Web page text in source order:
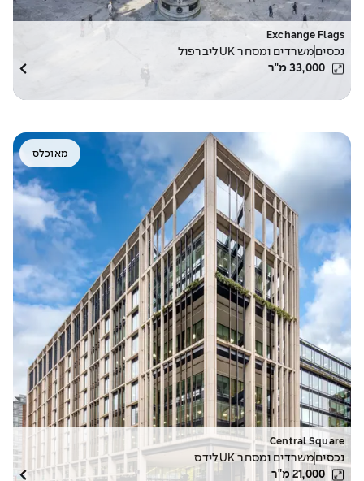
Exchange Flags
נכסים משרדים ומסחר UK
ליברפול
33,000 מ"ר
מאוכלס
Central Square
נכסיםמשרדים ומסחר UK
לידס
21,000 מ"ר